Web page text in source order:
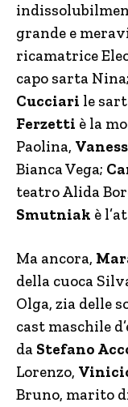
grande e
ricamatrice
capo sarta Nina;
Cucciari le
Ferzetti è la
Paolina,
Bianca Vega;
teatro Alida
Smutniak è
Ma ancora,
della cuoca
Olga, zia delle
cast maschile
da Stefano
Lorenzo,
Bruno, marito